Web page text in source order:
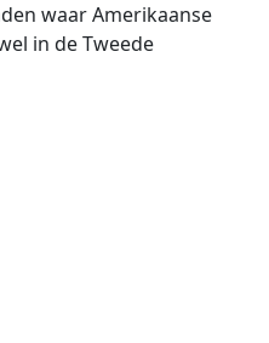
waar Amerikaanse
in de Tweede